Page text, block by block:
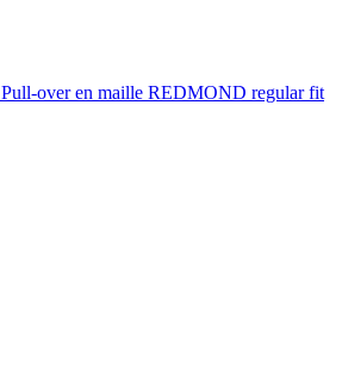
Pull-over en maille REDMOND regular fit